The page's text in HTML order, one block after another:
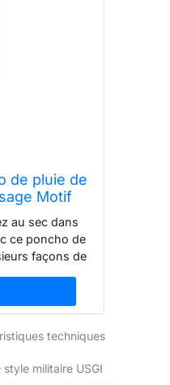
de pluie de
Motif
au sec dans
ce poncho de
façons de
randonnée, la
marines ou
sur la
poncho est
techniques
militaire USGI